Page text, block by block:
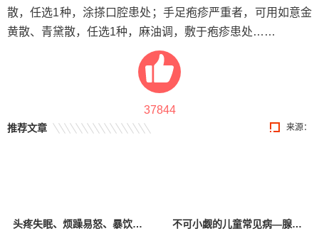
散，任选1种，涂搽口腔患处；手足疱疹严重者，可用如意金
黄散、青黛散，任选1种，麻油调，敷于疱疹患处……
37844
来源：
推荐文章
头疼失眠、烦躁易怒、暴饮暴食、拖延厌学……孩子这些异常向父母传递了哪些“信号”？ 不可小觑的儿童常见病—腺样体肥大